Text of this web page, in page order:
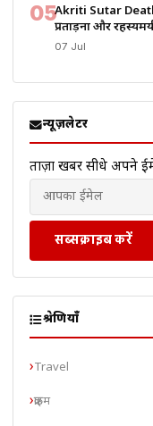
05Akriti Sutar Death
प्रताड़ना और
07 Jul
न्यूज़लेटर
ताज़ा खबरें सीधे अपने
सब्सक्राइब करें
श्रेणियाँ
Travel
क्राइम